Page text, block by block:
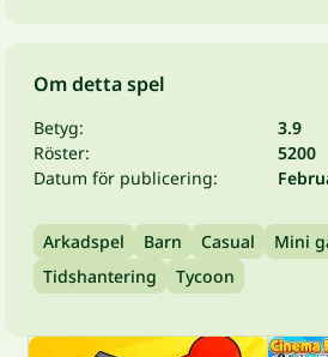
Om detta spel
Betyg:
3.9
Röster:
5200
Datum för publicering:
Arkadspel Barn Casual Mini
Tidshantering
Tycoon